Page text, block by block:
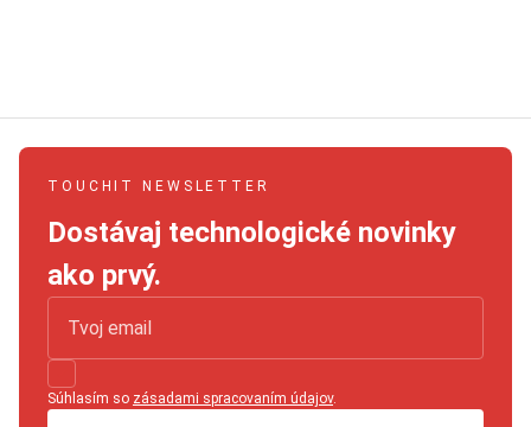
TOUCHIT NEWSLETTER
Dostávaj technologické novinky
ako prvý.
Súhlasím so zásadami spracovaním údajov.